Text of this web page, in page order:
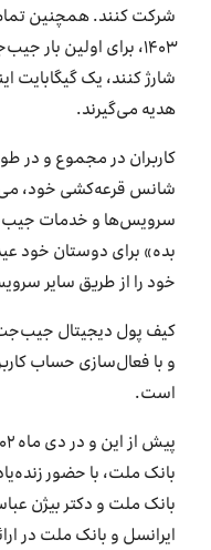
۱۴۰۳، برای اولین
هدیه می‌گیرند.
کاربران در مجموع و در
سرویس‌ها و خدمات
بده» برای دوستان خود
خود را از طریق ‌سایر
کیف پول دیجیتال
و با فعال‌سازی حساب
است.
بانک ملت، با حضور
بانک ملت و دکتر بیژن
ایرانسل و بانک ملت در